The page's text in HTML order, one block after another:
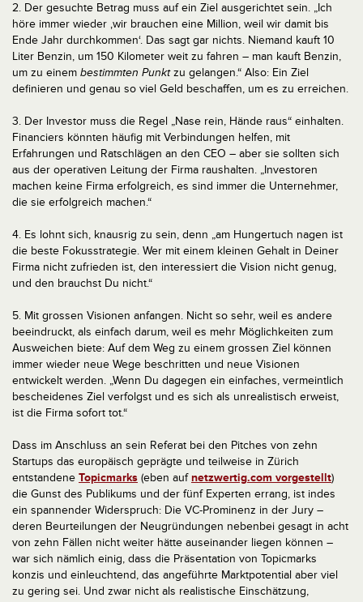
2. Der gesuchte Betrag muss auf ein Ziel ausgerichtet sein. „Ich
höre immer wieder ‚wir brauchen eine Million, weil wir damit bis
Ende Jahr durchkommen‘. Das sagt gar nichts. Niemand kauft 10
Liter Benzin, um 150 Kilometer weit zu fahren – man kauft Benzin,
um zu einem bestimmten Punktzu gelangen.“ Also: Ein Ziel
definieren und genau so viel Geld beschaffen, um es zu erreichen.
3. Der Investor muss die Regel „Nase rein, Hände raus“ einhalten.
Financiers könnten häufig mit Verbindungen helfen, mit
Erfahrungen und Ratschlägen an den CEO – aber sie sollten sich
aus der operativen Leitung der Firma raushalten. „Investoren
machen keine Firma erfolgreich, es sind immer die Unternehmer,
die sie erfolgreich machen.“
4. Es lohnt sich, knausrig zu sein, denn „am Hungertuch nagen ist
die beste Fokusstrategie. Wer mit einem kleinen Gehalt in Deiner
Firma nicht zufrieden ist, den interessiert die Vision nicht genug,
und den brauchst Du nicht.“
5. Mit grossen Visionen anfangen. Nicht so sehr, weil es andere
beeindruckt, als einfach darum, weil es mehr Möglichkeiten zum
Ausweichen biete: Auf dem Weg zu einem grossen Ziel können
immer wieder neue Wege beschritten und neue Visionen
entwickelt werden. „Wenn Du dagegen ein einfaches, vermeintlich
bescheidenes Ziel verfolgst und es sich als unrealistisch erweist,
ist die Firma sofort tot.“
Dass im Anschluss an sein Referat bei den Pitches von zehn
Startups das europäisch geprägte und teilweise in Zürich
entstandene Topicmarks (eben aufnetzwertig.com vorgestellt)
die Gunst des Publikums und der fünf Experten errang, ist indes
ein spannender Widerspruch: Die VC-Prominenz in der Jury –
deren Beurteilungen der Neugründungen nebenbei gesagt in acht
von zehn Fällen nicht weiter hätte auseinander liegen können –
war sich nämlich einig, dass die Präsentation von Topicmarks
konzis und einleuchtend, das angeführte Marktpotential aber viel
zu gering sei. Und zwar nicht als realistische Einschätzung,